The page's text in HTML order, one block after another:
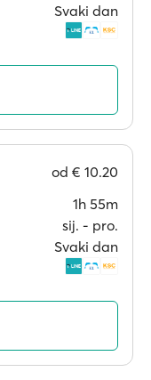
Svaki dan
od € 10.20
1h 55m
sij. ‐ pro.
Svaki dan